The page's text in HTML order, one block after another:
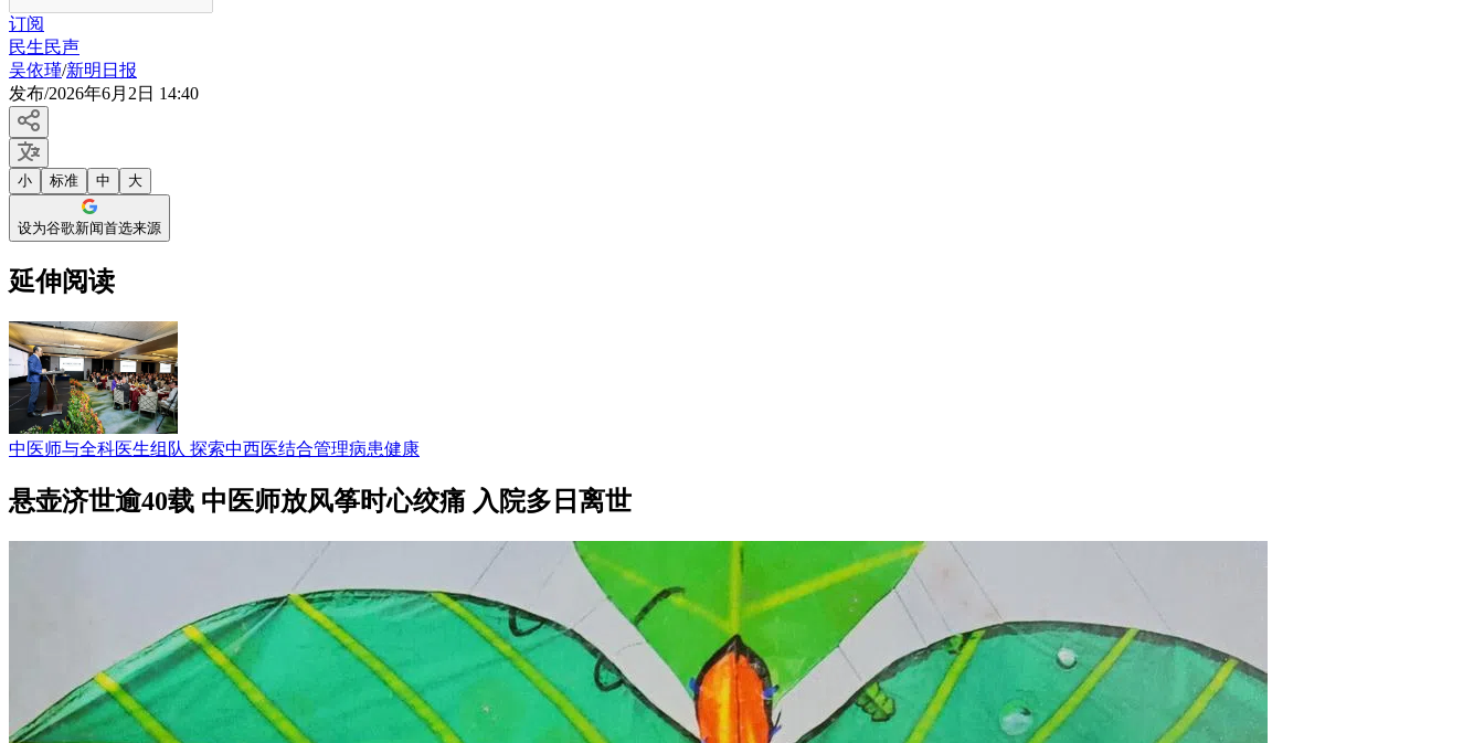
订阅
民生民声
吴依瑾/新明日报
发布/2026年6月2日 14:40
小 标准 中 大
设为谷歌新闻首选来源
延伸阅读
中医师与全科医生组队 探索中西医结合管理病患健康
悬壶济世逾40载 中医师放风筝时心绞痛 入院多日离世